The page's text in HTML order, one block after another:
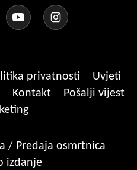
privatnosti
Uvjeti
Kontakt
Pošalji vijest
/ Predaja osmrtnica
izdanje